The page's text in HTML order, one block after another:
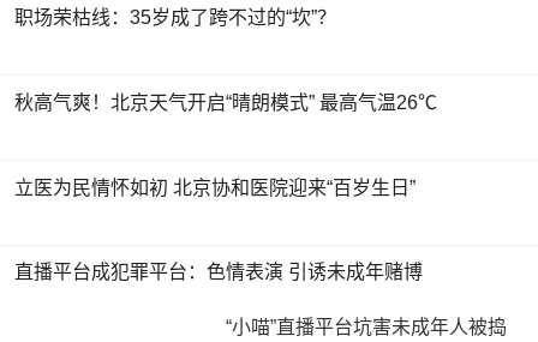
职场荣枯线：35岁成了跨不过的“坎”？
秋高气爽！北京天气开启“晴朗模式” 最高气温26℃
立医为民情怀如初 北京协和医院迎来“百岁生日”
直播平台成犯罪平台：色情表演 引诱未成年赌博
“小喵”直播平台坑害未成年人被捣